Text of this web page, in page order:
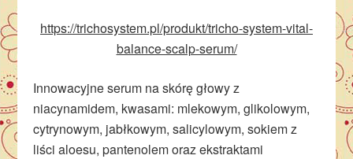
https://trichosystem.pl/produkt/tricho-system-vital-
balance-scalp-serum/
Innowacyjne serum na skórę głowy z
niacynamidem, kwasami: mlekowym, glikolowym,
cytrynowym, jabłkowym, salicylowym, sokiem z
liści aloesu, pantenolem oraz ekstraktami